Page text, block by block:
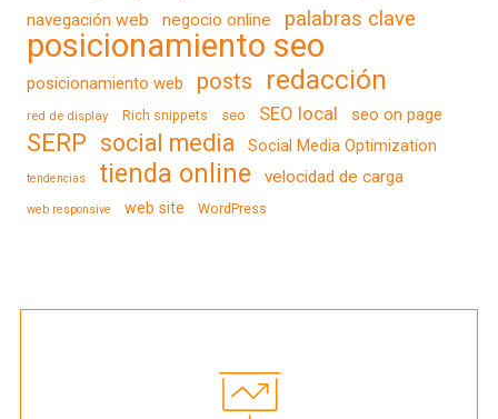
navegación web
negocio online palabras clave
posicionamiento seo
posicionamiento web posts redacción
red de display Rich snippets seo SEO local seo on page
SERP social media Social Media Optimization
tendencias tienda online velocidad de carga
web responsive web site WordPress